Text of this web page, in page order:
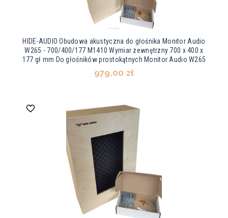
HIDE-AUDIO Obudowa akustyczna do głośnika Monitor Audio
W265 - 700/400/177 M1410 Wymiar zewnętrzny 700 x 400 x
177 gł mm Do głośników prostokątnych Monitor Audio W265
979,00 zł